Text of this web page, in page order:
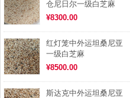
仓尼日尔一级白芝麻
¥8300.00
红灯笼中外运坦桑尼亚
一级白芝麻
¥8500.00
斯达克中外运坦桑尼亚